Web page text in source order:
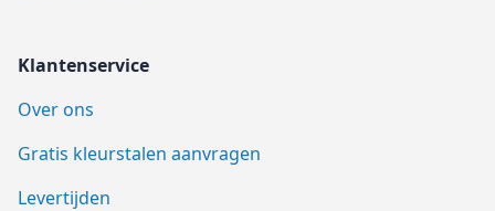
Klantenservice
Over ons
Gratis kleurstalen aanvragen
Levertijden